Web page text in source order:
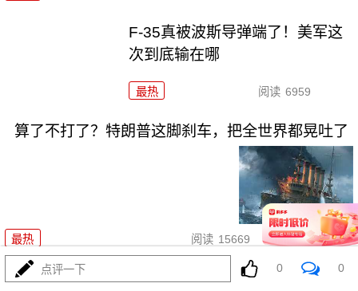
F-35真被波斯导弹端了！美军这
次到底输在哪
最热 阅读 6959
算了不打了？特朗普这脚刹车，把全世界都晃吐了
最热 阅读 15669 08-03
一张图让印度陷入死寂，五枚金
点评一下 0 0